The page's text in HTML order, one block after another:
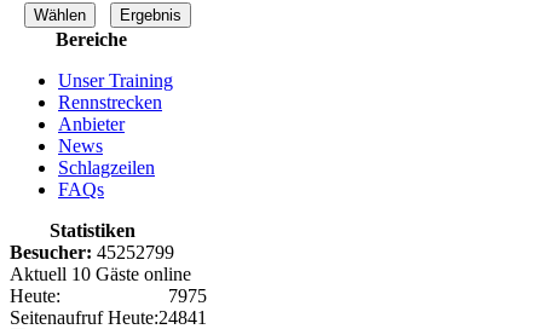
Bereiche
Unser Training
Rennstrecken
Anbieter
News
Schlagzeilen
FAQs
Statistiken
Besucher: 45252799
Aktuell 10 Gäste online
Heute:
7975
Seitenaufruf Heute:24841